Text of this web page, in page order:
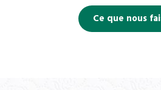
Ce que nous